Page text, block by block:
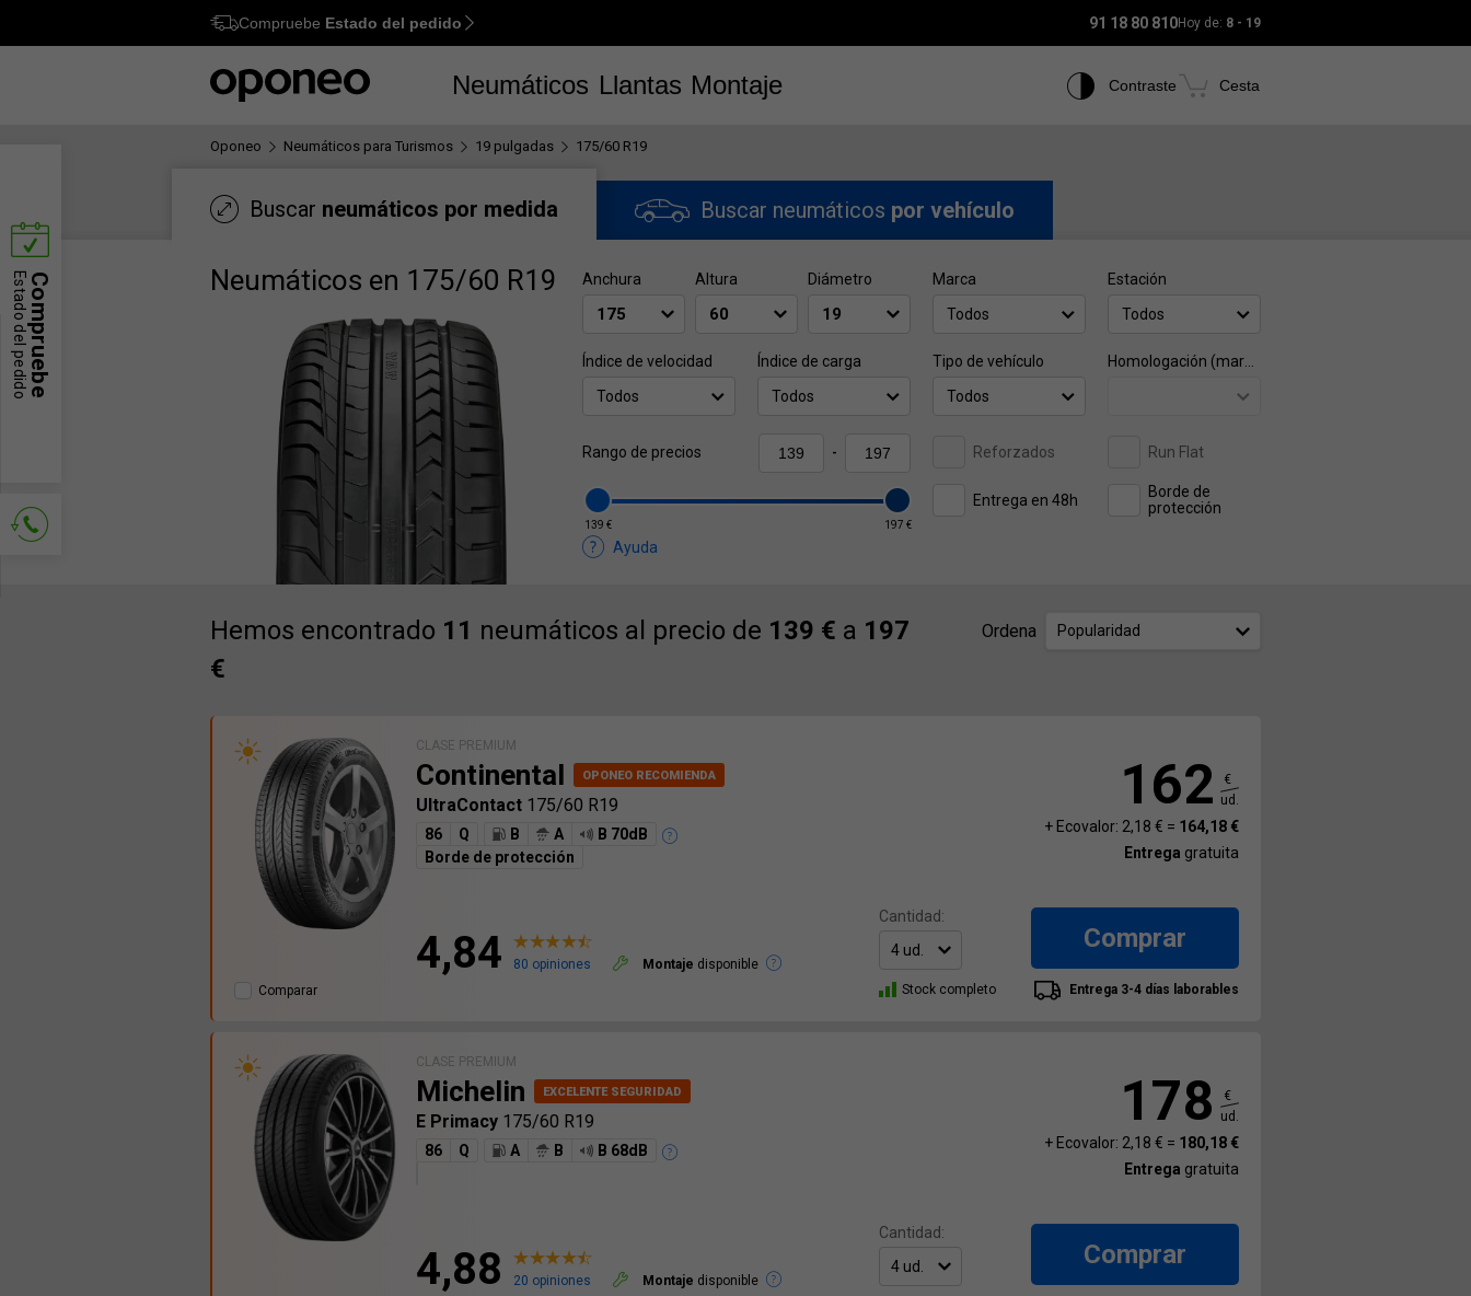
Ctrl M
Compruebe Estado del pedido 91 18 80 810Hoy de: 8 - 19
Neumáticos Llantas Montaje Contraste Cesta
Oponeo Neumáticos para Turismos 19 pulgadas 175/60 R19
Buscar neumáticos por medida Buscar neumáticos por vehículo
Neumáticos en 175/60 R19 Anchura Altura Diámetro
Marca
Todos
Estación
Todos
Índice de velocidad
Todos
Índice de carga
Todos
Tipo de vehículo
Todos
Rango de precios -
139 € 197 €
Reforzados Run Flat
Entrega en 48h
Borde de
protección
Ayuda
Hemos encontrado 11 neumáticos al precio de 139 € a 197
€
Ordena Popularidad
CLASE PREMIUM
Continental
UltraContact 175/60 R19
86 Q B A
B 70dB
Borde de protección
4,84 80 opiniones Montaje disponible
Comparar
162
€
ud.
+ Ecovalor: 2,18 € = 164,18 €
Entrega gratuita
Cantidad:
Comprar
Stock completo Entrega 3-4 días laborables
CLASE PREMIUM
Michelin
E Primacy 175/60 R19
86 Q A B B 68dB
4,88 20 opiniones Montaje disponible
178
€
ud.
+ Ecovalor: 2,18 € = 180,18 €
Entrega gratuita
Cantidad:
Comprar
Compruebe
Estado del pedido